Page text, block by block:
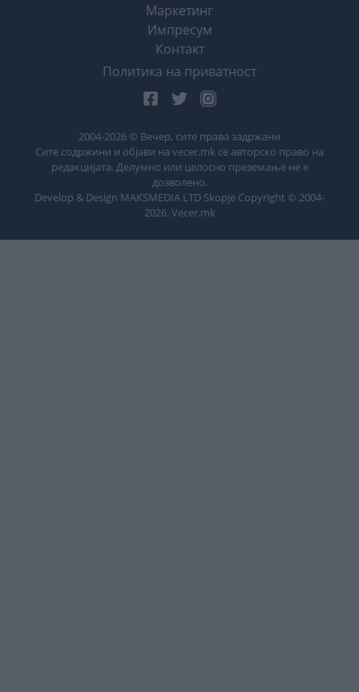
Маркетинг
Импресум
Контакт
Политика на приватност
2004-2026 © Вечер, сите права задржани
Сите содржини и објави на vecer.mk се авторско право на
редакцијата. Делумно или целосно преземање не е
дозволено.
Develop & Design MAKSMEDIA LTD Skopje Copyright © 2004-
2026. Vecer.mk